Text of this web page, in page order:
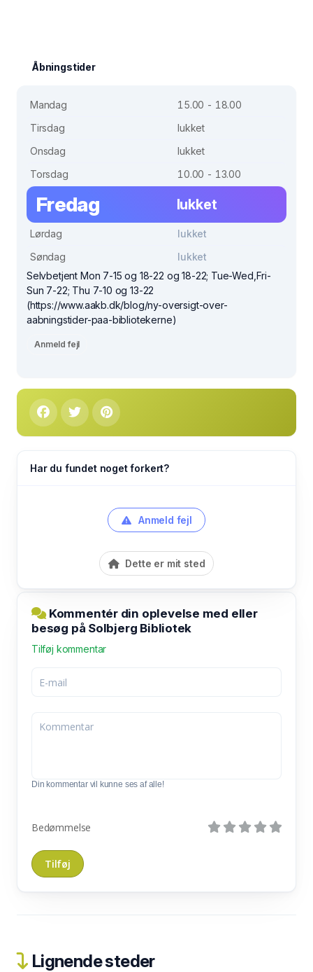
Åbningstider
Mandag
15.00 - 18.00
Tirsdag
lukket
Onsdag
lukket
Torsdag
10.00 - 13.00
Fredag lukket
Lørdag
lukket
Søndag
lukket
Selvbetjent Mon 7-15 og 18-22 og 18-22; Tue-Wed,Fri-
Sun 7-22; Thu 7-10 og 13-22
(https://www.aakb.dk/blog/ny-oversigt-over-
aabningstider-paa-bibliotekerne)
Anmeld fejl
Har du fundet noget forkert?
Anmeld fejl
Dette er mit sted
Kommentér din oplevelse med eller
besøg på Solbjerg Bibliotek
Tilføj kommentar
Din kommentar vil kunne ses af alle!
Bedømmelse
Lignende steder